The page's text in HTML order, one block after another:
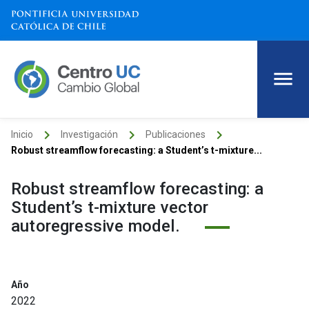
Inicio keyboard_arrow_right Investigación keyboard_arrow_right Publicaciones keyboard_arrow_right
Robust streamflow forecasting: a Student’s t-mixture...
Robust streamflow forecasting: a
Student’s t-mixture vector
autoregressive model.
Año
2022